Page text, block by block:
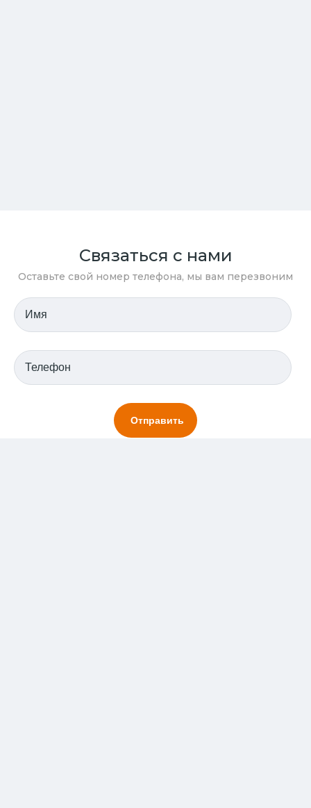
Связаться с нами
Оставьте свой номер телефона, мы вам перезвоним